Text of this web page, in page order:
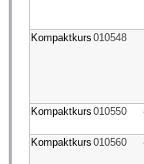
Kompaktkurs 010548
Kompaktkurs 010550
Kompaktkurs 010560